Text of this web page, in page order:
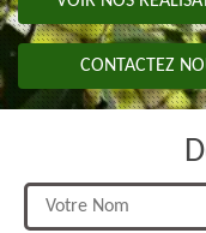
CONTACTEZ